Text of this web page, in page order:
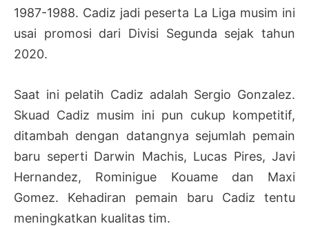
1987-1988. Cadiz jadi peserta La Liga musim ini
usai promosi dari Divisi Segunda sejak tahun
2020.
Saat ini pelatih Cadiz adalah Sergio Gonzalez.
Skuad Cadiz musim ini pun cukup kompetitif,
ditambah dengan datangnya sejumlah pemain
baru seperti Darwin Machis, Lucas Pires, Javi
Hernandez, Rominigue Kouame dan Maxi
Gomez. Kehadiran pemain baru Cadiz tentu
meningkatkan kualitas tim.